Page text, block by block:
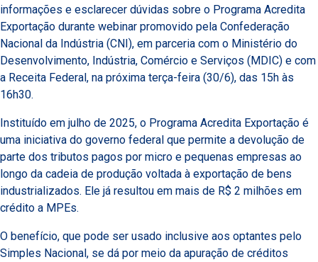
informações e esclarecer dúvidas sobre o Programa Acredita
Exportação durante webinar promovido pela Confederação
Nacional da Indústria (CNI), em parceria com o Ministério do
Desenvolvimento, Indústria, Comércio e Serviços (MDIC) e com
a Receita Federal, na próxima terça-feira (30/6), das 15h às
16h30.
Instituído em julho de 2025, o Programa Acredita Exportação é
uma iniciativa do governo federal que permite a devolução de
parte dos tributos pagos por micro e pequenas empresas ao
longo da cadeia de produção voltada à exportação de bens
industrializados. Ele já resultou em mais de R$ 2 milhões em
crédito a MPEs.
O benefício, que pode ser usado inclusive aos optantes pelo
Simples Nacional, se dá por meio da apuração de créditos